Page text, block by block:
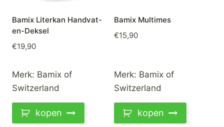
Bamix Literkan Handvat-
en-Deksel
€19,90
Merk: Bamix of
Switzerland
kopen
Bamix Multimes
€15,90
Merk: Bamix of
Switzerland
kopen